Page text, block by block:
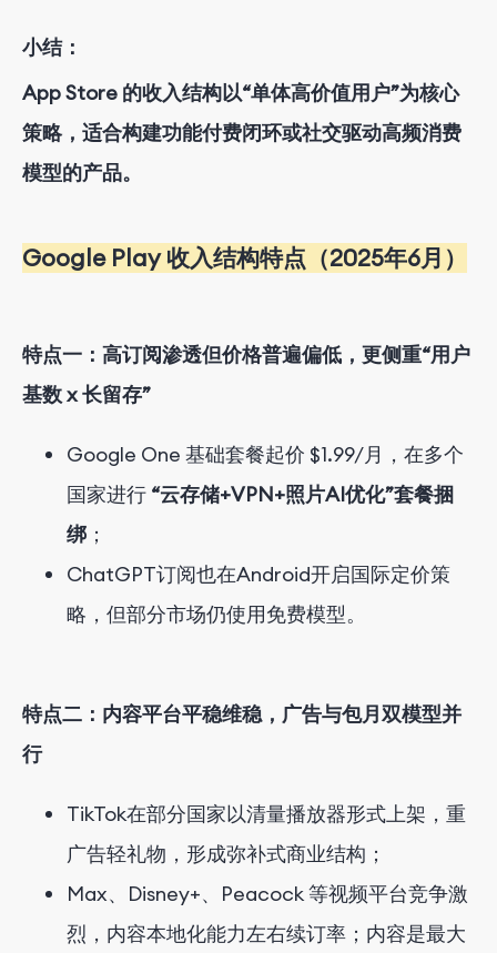
小结：
App Store 的收入结构以“单体高价值用户”为核心
策略，适合构建功能付费闭环或社交驱动高频消费
模型的产品。
Google Play 收入结构特点（2025年6月）
特点一：高订阅渗透但价格普遍偏低，更侧重“用户
基数 x 长留存”
Google One 基础套餐起价 $1.99/月，在多个
国家进行 “云存储+VPN+照片AI优化”套餐捆
绑 ；
ChatGPT订阅也在Android开启国际定价策
略，但部分市场仍使用免费模型。
特点二：内容平台平稳维稳，广告与包月双模型并
行
TikTok在部分国家以清量播放器形式上架，重
广告轻礼物，形成弥补式商业结构；
Max、Disney+、Peacock 等视频平台竞争激
烈，内容本地化能力左右续订率；内容是最大